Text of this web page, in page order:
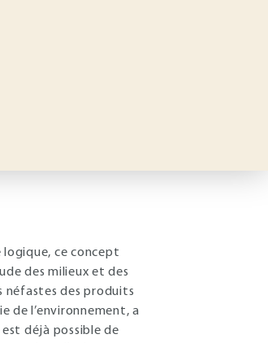
ce concept
des milieux et des
néfastes des produits
de l’environnement, a
déjà possible de